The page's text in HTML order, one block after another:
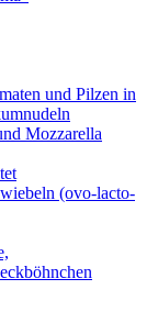
und Pilzen in
Mozzarella
(ovo-lacto-